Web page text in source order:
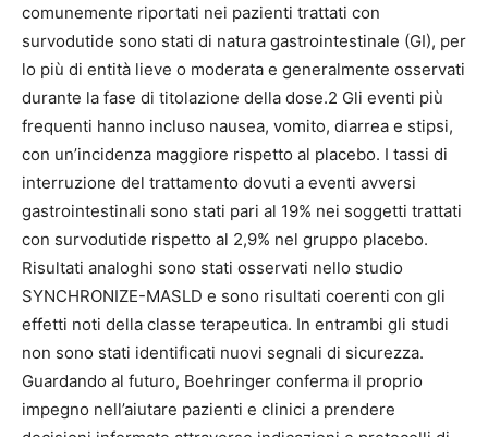
comunemente riportati nei pazienti trattati con
survodutide sono stati di natura gastrointestinale (GI), per
lo più di entità lieve o moderata e generalmente osservati
durante la fase di titolazione della dose.2 Gli eventi più
frequenti hanno incluso nausea, vomito, diarrea e stipsi,
con un’incidenza maggiore rispetto al placebo. I tassi di
interruzione del trattamento dovuti a eventi avversi
gastrointestinali sono stati pari al 19% nei soggetti trattati
con survodutide rispetto al 2,9% nel gruppo placebo.
Risultati analoghi sono stati osservati nello studio
SYNCHRONIZE-MASLD e sono risultati coerenti con gli
effetti noti della classe terapeutica. In entrambi gli studi
non sono stati identificati nuovi segnali di sicurezza.
Guardando al futuro, Boehringer conferma il proprio
impegno nell’aiutare pazienti e clinici a prendere